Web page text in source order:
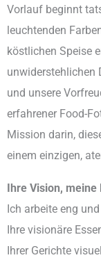
Vorlauf beginnt
leuchtenden
köstlichen Speise
unwiderstehlichen
und unsere
erfahrener Food-
Mission darin,
einem einzigen,
Ihre Vision, meine
Ich arbeite eng
Ihre visionäre
Ihrer Gerichte